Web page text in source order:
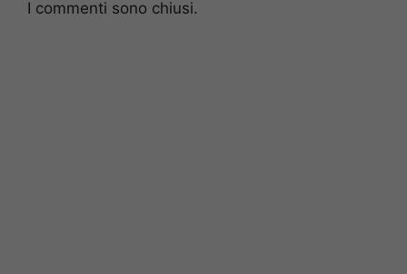
I commenti sono chiusi.